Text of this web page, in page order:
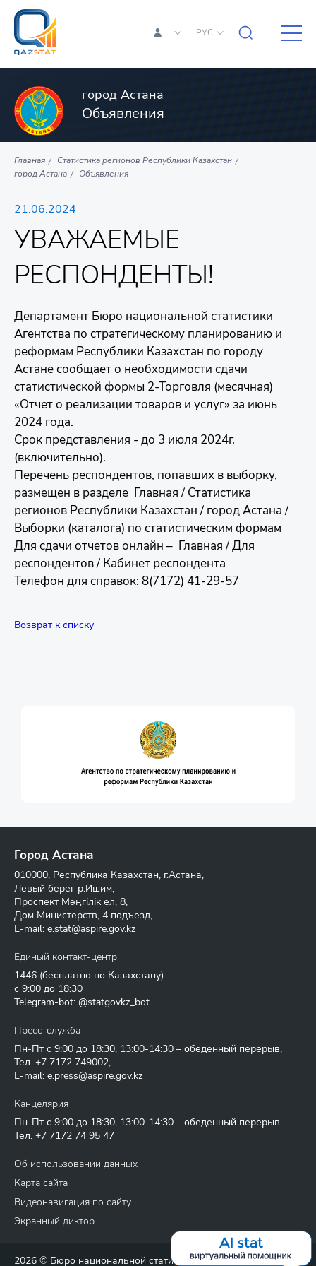
РУС
город Астана
Объявления
Главная
Статистика регионов Республики Казахстан
город Астана
Объявления
21.06.2024
УВАЖАЕМЫЕ
РЕСПОНДЕНТЫ!
Департамент Бюро национальной статистики
Агентства по стратегическому планированию и
реформам Республики Казахстан по городу
Астане сообщает о необходимости сдачи
статистической формы 2-Торговля (месячная)
«Отчет о реализации товаров и услуг» за июнь
2024 года.
Срок представления - до 3 июля 2024г.
(включительно).
Перечень респондентов, попавших в выборку,
размещен в разделе Главная / Статистика
регионов Республики Казахстан / город Астана /
Выборки (каталога) по статистическим формам
Для сдачи отчетов онлайн – Главная / Для
респондентов / Кабинет респондента
Телефон для справок: 8(7172) 41-29-57
Возврат к списку
Город Астана
010000, Республика Казахстан, г.Астана,
Левый берег р.Ишим,
Проспект Мәңгілік ел, 8,
Дом Министерств, 4 подъезд,
E-mail: e.stat@aspire.gov.kz
Единый контакт-центр
1446 (бесплатно по Казахстану)
с 9:00 до 18:30
Telegram-bot: @statgovkz_bot
Пресс-служба
Пн-Пт с 9:00 до 18:30, 13:00-14:30 – обеденный перерыв,
Тел. +7 7172 749002,
E-mail: e.press@aspire.gov.kz
Канцелярия
Пн-Пт с 9:00 до 18:30, 13:00-14:30 – обеденный перерыв
Тел. +7 7172 74 95 47
Об использовании данных
Карта сайта
Видеонавигация по сайту
Экранный диктор
2026 © Бюро национальной статистики Агентства по